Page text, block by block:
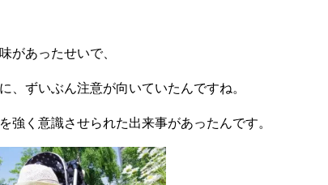
があったせいで、
、ずいぶん注意が向いていたんですね。
強く意識させられた出来事があったんです。